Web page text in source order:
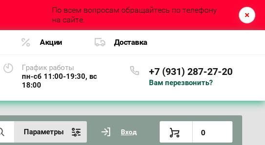
По всем вопросам обращайтесь по телефону
на сайте.
Акции Доставка
График работы
пн-сб 11:00-19:30, вс
18:00
+7 (931) 287-27-20
Вам перезвонить?
Параметры Вход 0